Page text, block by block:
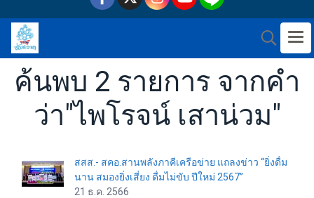
ค้นพบ 2 รายการ จากคำ
ว่า"ไพโรจน์ เสาน่วม"
สสส.- สคอ.สานพลังภาคีเครือข่าย แถลงข่าว “ยิ่งดื่ม
นาน สมองยิ่งเสี่ยง ดื่มไม่ขับ ปีใหม่ 2567”
21 ธ.ค. 2566